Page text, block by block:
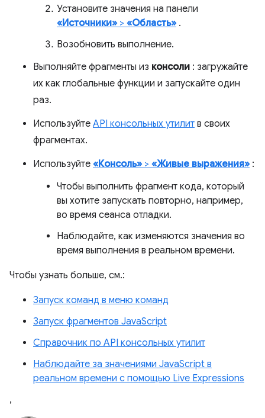
Установите значения на панели
«Источники» > «Область» .
Возобновить выполнение.
Выполняйте фрагменты из консоли : загружайте
их как глобальные функции и запускайте один
раз.
Используйте API консольных утилит в своих
фрагментах.
Используйте «Консоль» > «Живые выражения» :
Чтобы выполнить фрагмент кода, который
вы хотите запускать повторно, например,
во время сеанса отладки.
Наблюдайте, как изменяются значения во
время выполнения в реальном времени.
Чтобы узнать больше, см.:
Запуск команд в меню команд
Запуск фрагментов JavaScript
Справочник по API консольных утилит
Наблюдайте за значениями JavaScript в
реальном времени с помощью Live Expressions
,